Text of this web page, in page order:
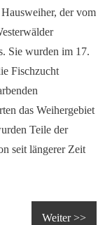
der vom
Sie wurden im 17.
Fischzucht
das Weihergebiet
Teile der
seit längerer Zeit
Weiter >>